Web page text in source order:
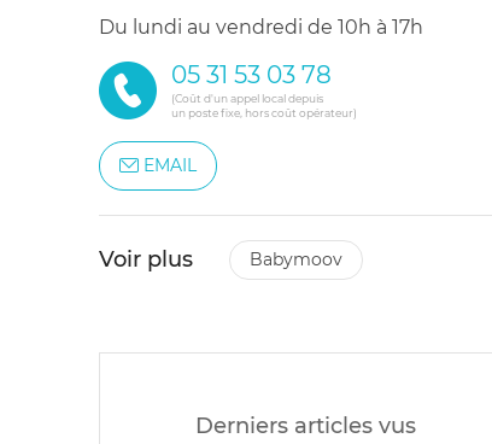
du lundi au vendredi de 10h à 17h
05 31 53 03 78
(Coût d'un appel local depuis
un poste fixe, hors coût opérateur)
EMAIL
Voir plus babymoov
Derniers articles vus